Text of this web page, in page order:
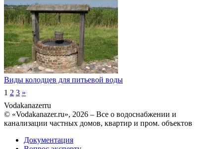
Виды колодцев для питьевой воды
1 2 3 »
Vodakanazerru
© «Vodakanazer.ru», 2026 – Все о водоснабжении и
канализации частных домов, квартир и пром. объектов
Документация